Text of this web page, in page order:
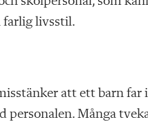
farlig livsstil.
att ett barn far
Många